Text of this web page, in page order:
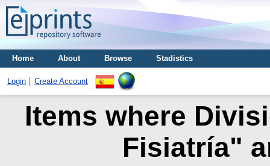
Home About Browse Stadistics
Login Create Account
Items where
Fisiatría"